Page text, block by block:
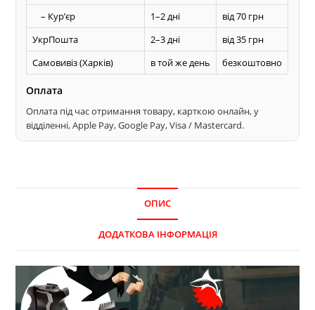
– Курʼєр
1–2 дні
від 70 грн
УкрПошта
2–3 дні
від 35 грн
Самовивіз (Харків)
в той же день безкоштовно
Оплата
Оплата під час отримання товару, карткою онлайн, у
відділенні, Apple Pay, Google Pay, Visa / Mastercard.
ОПИС
ДОДАТКОВА ІНФОРМАЦІЯ